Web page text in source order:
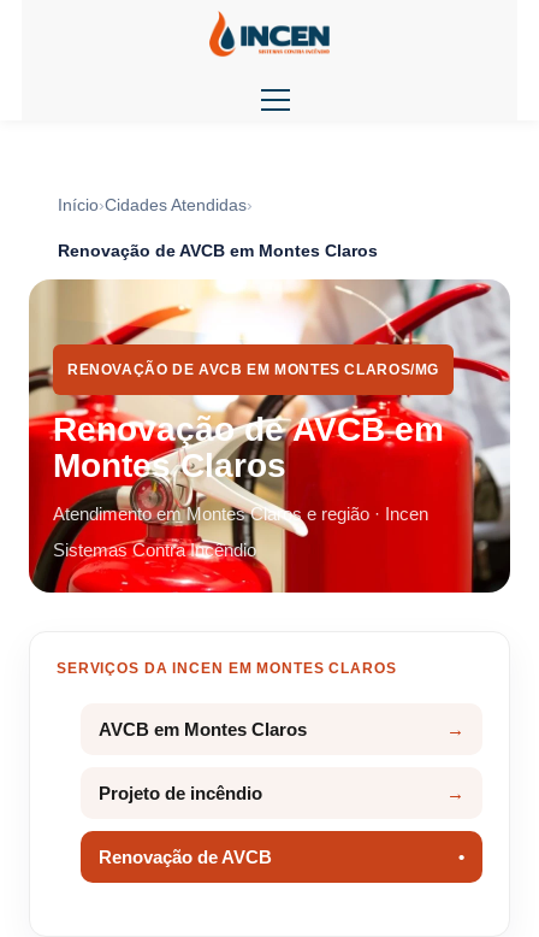
Início Cidades Atendidas
Renovação de AVCB em Montes Claros
RENOVAÇÃO DE AVCB EM MONTES CLAROS/MG
Renovação de AVCB em
Montes Claros
Atendimento em Montes Claros e região · Incen
Sistemas Contra Incêndio
SERVIÇOS DA INCEN EM MONTES CLAROS
AVCB em Montes Claros
Projeto de incêndio
Renovação de AVCB